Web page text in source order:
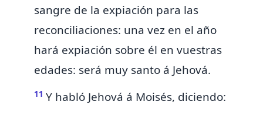
sangre de la expiación para las
reconciliaciones: una vez en el año
hará expiación sobre él en vuestras
edades: será muy santo á Jehová.
11 Y habló Jehová á Moisés, diciendo: